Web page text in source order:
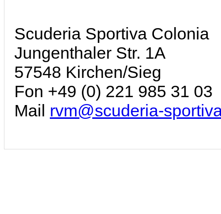
Scuderia Sportiva Colonia
Jungenthaler Str. 1A
57548 Kirchen/Sieg
Fon +49 (0) 221 985 31 03
Mail rvm@scuderia-